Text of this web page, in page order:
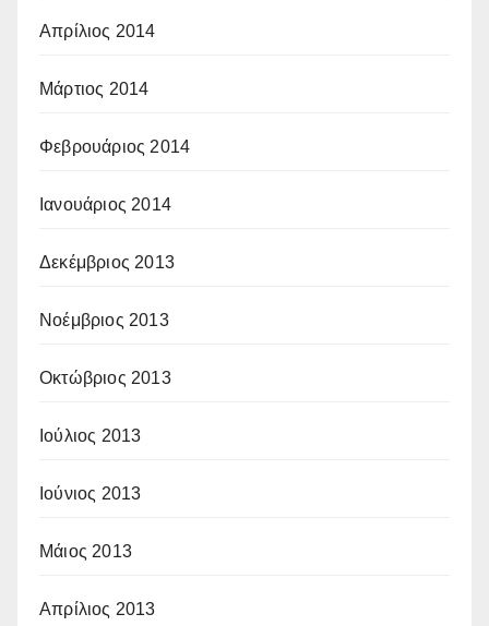
Απρίλιος 2014
Μάρτιος 2014
Φεβρουάριος 2014
Ιανουάριος 2014
Δεκέμβριος 2013
Νοέμβριος 2013
Οκτώβριος 2013
Ιούλιος 2013
Ιούνιος 2013
Μάιος 2013
Απρίλιος 2013